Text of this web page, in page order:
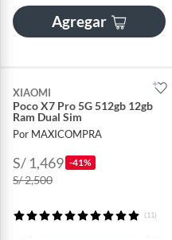
Agregar
XIAOMI
Poco X7 Pro 5G 512gb 12gb
Ram Dual Sim
Por MAXICOMPRA
S/ 1,469 -41%
S/ 2,500
(11)